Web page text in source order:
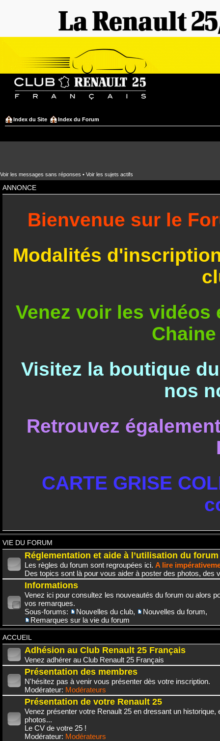
Index du Site Index du Forum
Voir les messages sans réponses • Voir les sujets actifs
ANNONCE
Bienvenue sur le
Modalités
Venez voir les
Visitez la boutique
nos
Retrouvez
CARTE GRISE
VIE DU FORUM
Réglementation et aide à l’utilisation du forum
Les règles du forum sont regroupées ici. A lire
Des topics sont là pour vous aider à poster des photos, des
Informations
Venez ici pour consultez les nouveautés du forum ou alors
vos remarques.
Sous-forums:
Nouvelles du club, Nouvelles du forum,
Remarques sur la vie du forum
ACCUEIL
Adhésion au Club Renault 25 Français
Venez adhérer au Club Renault 25 Français
Présentation des membres
N'hésitez pas à venir vous présenter dès votre inscription.
Modérateur: Modérateurs
Présentation de votre Renault 25
Venez présenter votre Renault 25 en dressant un historique,
photos...
Le CV de votre 25 !
Modérateur: Modérateurs